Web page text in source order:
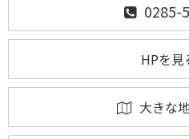
0285-
HPを見
大きな